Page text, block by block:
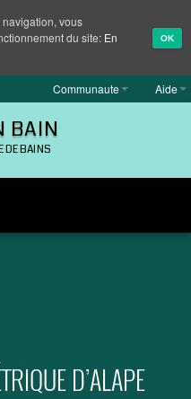
Communaute Aide
BAIN
DE BAINS
D’ALAPE
vous
du site: En
OK